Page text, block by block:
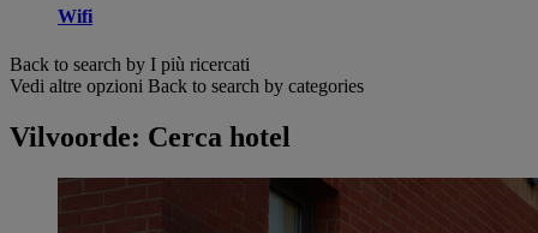
Wifi
Back to search by I più ricercati
Vedi altre opzioni Back to search by categories
Vilvoorde: Cerca hotel